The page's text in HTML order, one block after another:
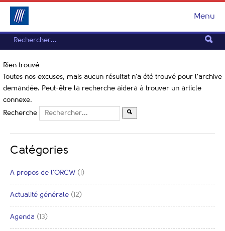
Menu
Rien trouvé
Toutes nos excuses, mais aucun résultat n'a été trouvé pour l'archive
demandée. Peut-être la recherche aidera à trouver un article
connexe.
Recherche
Catégories
A propos de l'ORCW (1)
Actualité générale (12)
Agenda (13)